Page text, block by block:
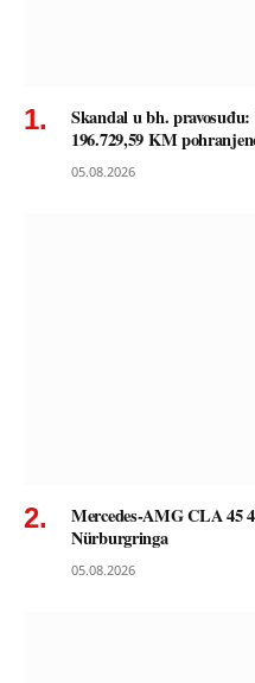
Skandal u bh.
196.729,59 KM
05.08.2026
Mercedes-AMG CLA 45
Nürburgringa
05.08.2026